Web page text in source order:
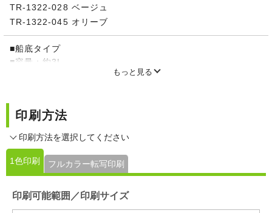
TR-1322-028 ベージュ
TR-1322-045 オリーブ
■船底タイプ
■容量：約3L
※柄入りと価格が異なります。
もっと見る
印刷方法
印刷方法を選択してください
1色印刷 フルカラー転写印刷
印刷可能範囲／印刷サイズ